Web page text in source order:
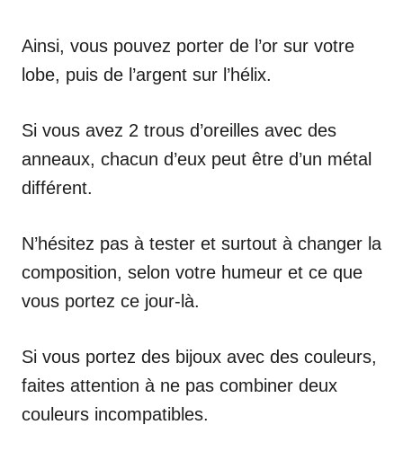
Ainsi, vous pouvez porter de l’or sur votre
lobe, puis de l’argent sur l’hélix.
Si vous avez 2 trous d’oreilles avec des
anneaux, chacun d’eux peut être d’un métal
différent.
N’hésitez pas à tester et surtout à changer la
composition, selon votre humeur et ce que
vous portez ce jour-là.
Si vous portez des bijoux avec des couleurs,
faites attention à ne pas combiner deux
couleurs incompatibles.